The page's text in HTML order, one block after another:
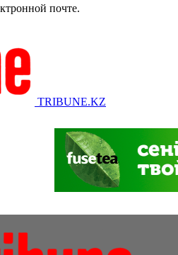
почте.
TRIBUNE.KZ